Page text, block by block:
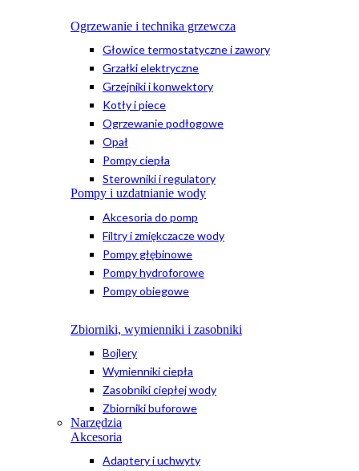
Ogrzewanie i technika grzewcza
Głowice termostatyczne i zawory
Grzałki elektryczne
Grzejniki i konwektory
Kotły i piece
Ogrzewanie podłogowe
Opał
Pompy ciepła
Sterowniki i regulatory
Pompy i uzdatnianie wody
Akcesoria do pomp
Filtry i zmiękczacze wody
Pompy głębinowe
Pompy hydroforowe
Pompy obiegowe
Zbiorniki, wymienniki i zasobniki
Bojlery
Wymienniki ciepła
Zasobniki ciepłej wody
Zbiorniki buforowe
Narzędzia
Akcesoria
Adaptery i uchwyty